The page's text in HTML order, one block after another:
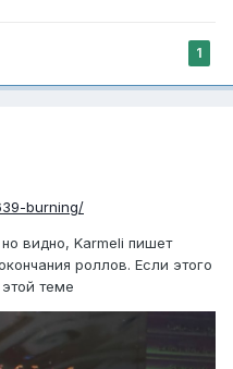
1
burning/
но видно, Karmeli пишет
роллов. Если этого
теме